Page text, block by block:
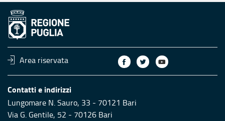
Area riservata
Contatti e indirizzi
Lungomare N. Sauro, 33 - 70121 Bari
Via G. Gentile, 52 - 70126 Bari